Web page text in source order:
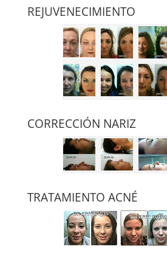
REJUVENECIMIENTO
CORRECCIÓN NARIZ
TRATAMIENTO ACNÉ